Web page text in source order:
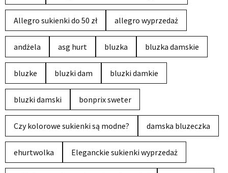
Allegro sukienki do 50 zł allegro wyprzedaż
andżela asg hurt bluzka bluzka damskie
bluzke bluzki dam bluzki damkie
bluzki damski bonprix sweter
Czy kolorowe sukienki są modne? damska bluzeczka
ehurtwolka Eleganckie sukienki wyprzedaż